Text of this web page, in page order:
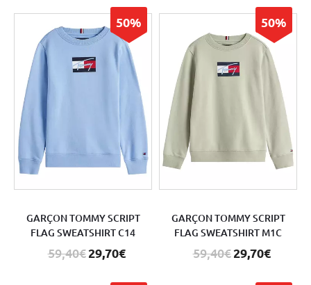
50%
GARÇON TOMMY SCRIPT
FLAG SWEATSHIRT C14
59,40€29,70€
50%
GARÇON TOMMY SCRIPT
FLAG SWEATSHIRT M1C
59,40€29,70€